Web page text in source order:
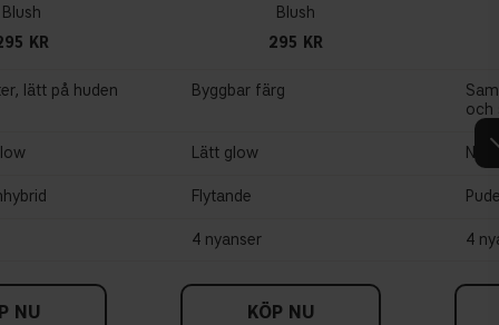
Blush
KR
lätt på huden
NU
Blush
295 KR
Byggbar färg
Lätt glow
Flytande
4 nyanser
KÖP NU
och
4